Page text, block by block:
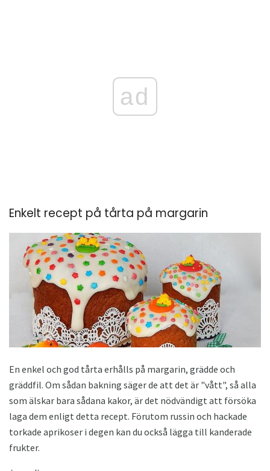
ad
Enkelt recept på tårta på margarin
En enkel och god tårta erhålls på margarin, grädde och
gräddfil. Om sådan bakning säger de att det är "vått", så alla
som älskar bara sådana kakor, är det nödvändigt att försöka
laga dem enligt detta recept. Förutom russin och hackade
torkade aprikoser i degen kan du också lägga till kanderade
frukter.